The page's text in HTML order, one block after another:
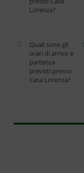
Lorenza?
Quali sono gli
orari di arrivo e
partenza
previsti presso
Casa Lorenza?